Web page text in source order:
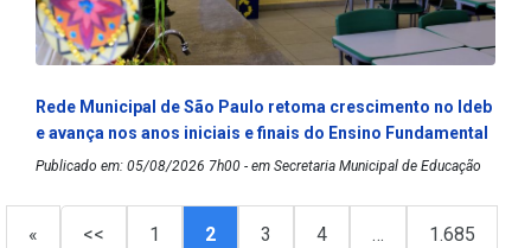
Rede Municipal de São Paulo retoma crescimento no Ideb
e avança nos anos iniciais e finais do Ensino Fundamental
Publicado em: 05/08/2026 7h00 - em Secretaria Municipal de Educação
« << 1 2 3 4 … 1.685